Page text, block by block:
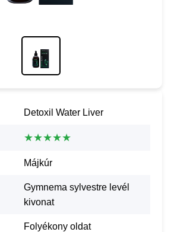
Detoxil Water Liver
★★★★★
Májkúr
Gymnema sylvestre levél
kivonat
Folyékony oldat